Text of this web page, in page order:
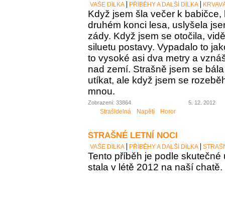
VAŠE DÍLKA PŘÍBĚHY A DALŠÍ DÍLKA
Když jsem šla večer k babičce,
druhém konci lesa, uslyšela
zády. Když jsem se otočila,
siluetu postavy. Vypadalo to
to vysoké asi dva metry a
nad zemí. Strašně jsem se
utíkat, ale když jsem se
mnou.
Zobrazení: 33864 5. 12. 2012
Strašidelná Napětí Horor
STRAŠNÉ LETNÍ NOCI
VAŠE DÍLKA PŘÍBĚHY A DALŠÍ DÍLKA
Tento příběh je podle skutečné
stala v létě 2012 na naší chatě.